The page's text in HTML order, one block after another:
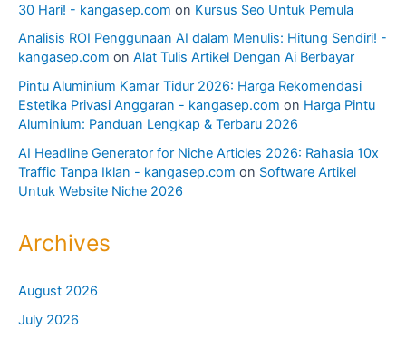
30 Hari! - kangasep.com on Kursus Seo Untuk Pemula
Analisis ROI Penggunaan AI dalam Menulis: Hitung Sendiri! -
kangasep.com on Alat Tulis Artikel Dengan Ai Berbayar
Pintu Aluminium Kamar Tidur 2026: Harga Rekomendasi
Estetika Privasi Anggaran - kangasep.com on Harga Pintu
Aluminium: Panduan Lengkap & Terbaru 2026
AI Headline Generator for Niche Articles 2026: Rahasia 10x
Traffic Tanpa Iklan - kangasep.com on Software Artikel
Untuk Website Niche 2026
Archives
August 2026
July 2026